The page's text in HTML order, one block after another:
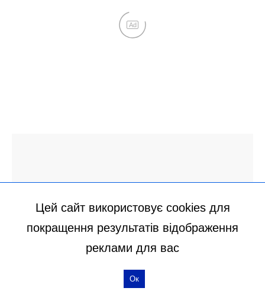
Цей сайт використовує cookies для
покращення результатів відображення
реклами для вас
Ок